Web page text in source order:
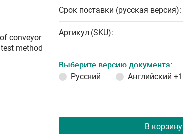
conveyor
method
Срок поставки (русская версия):
Артикул (SKU):
Выберите версию документа:
Русский
Английский
В корзину